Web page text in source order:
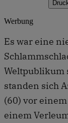
Werbung
Es war eine
Weltpublikum
standen sich
(60) vor
einem